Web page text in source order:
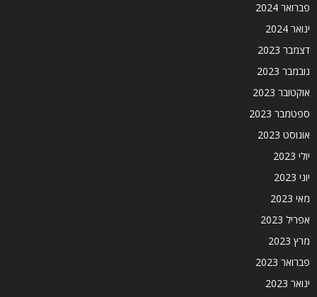
פברואר 2024
ינואר 2024
דצמבר 2023
נובמבר 2023
אוקטובר 2023
ספטמבר 2023
אוגוסט 2023
יולי 2023
יוני 2023
מאי 2023
אפריל 2023
מרץ 2023
פברואר 2023
ינואר 2023